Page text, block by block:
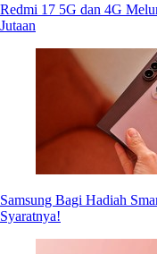
Redmi 17 5G dan 4G
Jutaan
Samsung Bagi Hadiah
Syaratnya!